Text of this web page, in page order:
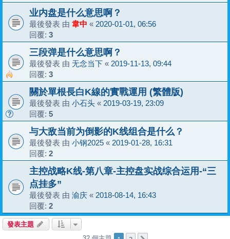
业内盘是什么意思啊？
最後發表 由 韋中 « 2020-01-01, 06:56
回覆: 3
三段弹是什么意思啊？
最後發表 由 无念当下 « 2019-11-13, 09:44
回覆: 3
關於單根長白K線的實戰運用 (繁體版)
最後發表 由 小石头 « 2019-03-19, 23:09
回覆: 5
与大敌当前为倒影的K线组合是什么？
最後發表 由 小钢2025 « 2019-01-28, 16:31
回覆: 2
主控战略K线-第八章-主控盘实战综合运用-“三
点挂多”
最後發表 由 渝庆 « 2018-08-14, 16:43
回覆: 2
發表主題